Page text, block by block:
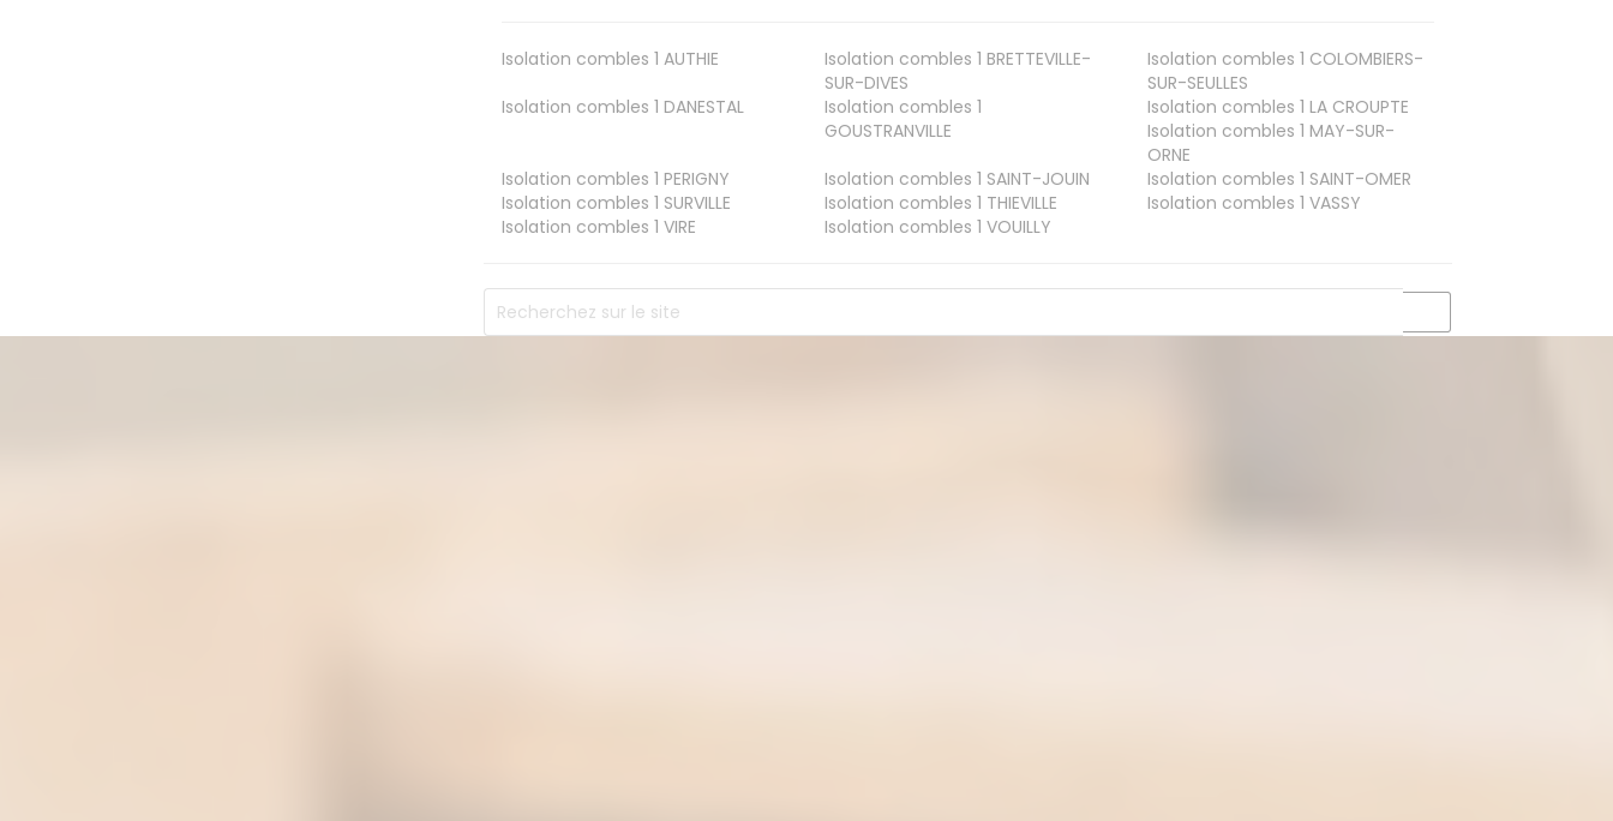
Isolation combles 1 AUTHIE Isolation combles 1 BRETTEVILLE-
SUR-DIVES
Isolation combles 1 COLOMBIERS-
SUR-SEULLES
Isolation combles 1 DANESTAL
Isolation combles 1
GOUSTRANVILLE
Isolation combles 1 LA CROUPTE
Isolation combles 1 MAY-SUR-
ORNE
Isolation combles 1 PERIGNY Isolation combles 1 SAINT-JOUIN Isolation combles 1 SAINT-OMER
Isolation combles 1 SURVILLE Isolation combles 1 THIEVILLE Isolation combles 1 VASSY
Isolation combles 1 VIRE Isolation combles 1 VOUILLY